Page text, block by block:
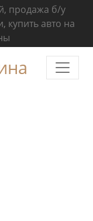
продажа б/у
купить авто на